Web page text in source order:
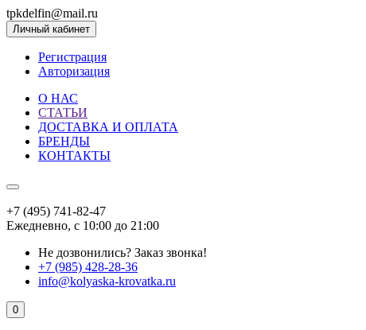
tpkdelfin@mail.ru
Личный кабинет
Регистрация
Авторизация
О НАС
СТАТЬИ
ДОСТАВКА И ОПЛАТА
БРЕНДЫ
КОНТАКТЫ
+7 (495) 741-82-47
Ежедневно, с 10:00 до 21:00
Не дозвонились? Заказ звонка!
+7 (985) 428-28-36
info@kolyaska-krovatka.ru
0